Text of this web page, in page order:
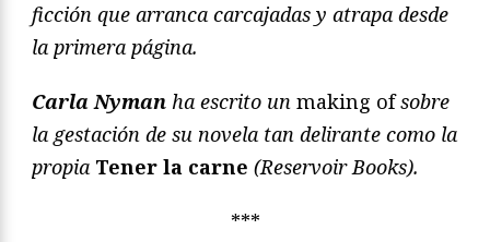
ficción que arranca carcajadas y atrapa desde
la primera página.
Carla Nyman ha escrito un making ofsobre
la gestación de su novela tan delirante como la
propia Tener la carne (Reservoir Books).
***